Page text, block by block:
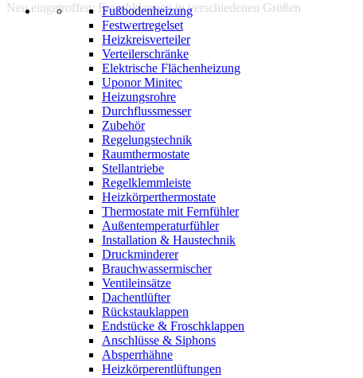
Neu eingetroffen: Froschklappen in verschiedenen Größen
Fußbodenheizung
Festwertregelset
Heizkreisverteiler
Verteilerschränke
Elektrische Flächenheizung
Uponor Minitec
Heizungsrohre
Durchflussmesser
Zubehör
Regelungstechnik
Raumthermostate
Stellantriebe
Regelklemmleiste
Heizkörperthermostate
Thermostate mit Fernfühler
Außentemperaturfühler
Installation & Haustechnik
Druckminderer
Brauchwassermischer
Ventileinsätze
Dachentlüfter
Rückstauklappen
Endstücke & Froschklappen
Anschlüsse & Siphons
Absperrhähne
Heizkörperentlüftungen